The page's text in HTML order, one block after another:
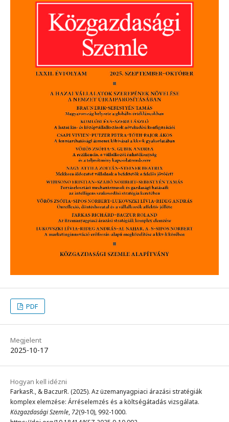
PDF
Megjelent
2025-10-17
Hogyan kell idézni
FarkasR., & BaczurR. (2025). Az üzemanyagpiaci árazási stratégiák
komplex elemzése: Árréselemzés és a költségátadás vizsgálata.
Közgazdasági Szemle, 72(9-10), 992-1000.